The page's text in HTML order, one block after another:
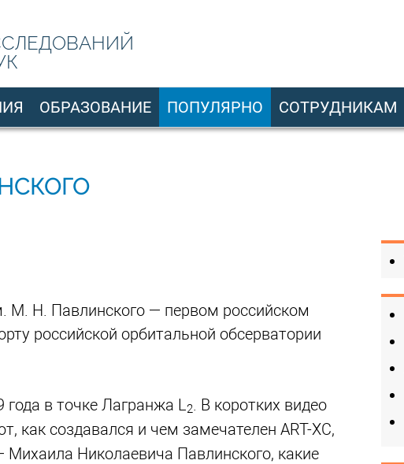
ОБРАЗОВАНИЕ ПОПУЛЯРНО СОТРУДНИКАМ
М. Н. Павлинского — первом российском
российской орбитальной обсерватории
в точке Лагранжа L 2
. В коротких видео
как создавался и чем замечателен ART-XC,
Михаила Николаевича Павлинского, какие